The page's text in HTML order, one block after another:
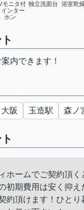
モニタ付
インター
ホン
独立洗面台 浴室乾
内できます！
大阪 玉造駅 森ノ
ホームでご契約頂
初期費用は安く抑
約頂けます！ひと